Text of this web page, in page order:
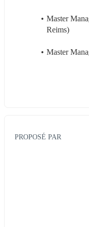
Master
Reims)
Master
PROPOSÉ PAR